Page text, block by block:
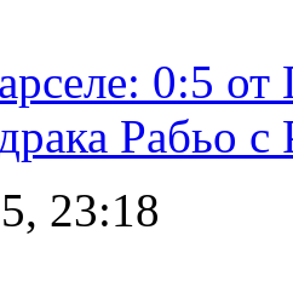
0:5
Рабьо с
23:18